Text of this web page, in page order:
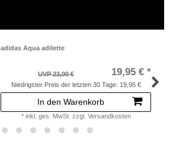
adidas Aqua adilette
UVP 23,00 € 19,95 € *
Niedrigster Preis der letzten 30 Tage: 19,95 €
In den Warenkorb
* inkl. ges. MwSt. zzgl. Versandkosten